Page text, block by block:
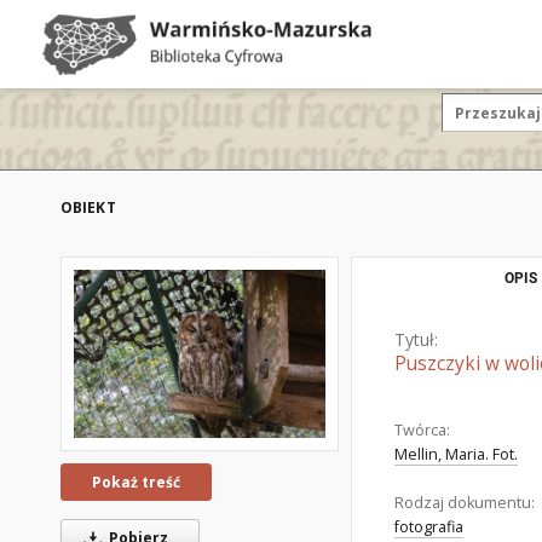
OBIEKT
Pokaż treść
Pobierz
OPIS
Tytuł:
Puszczyki w
Twórca:
Mellin, Maria. Fot.
Rodzaj dokumentu:
fotografia